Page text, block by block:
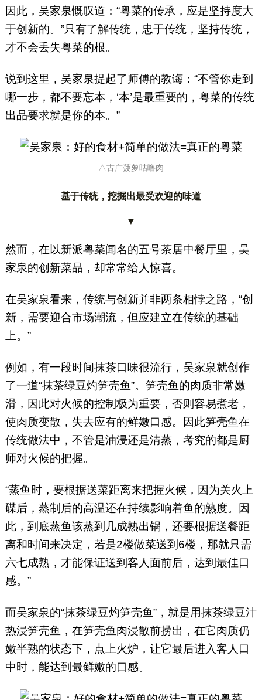
因此，吴家泉慨叹道：“粤菜的传承，应是坚持度大
于创新的。”只有了解传统，忠于传统，坚持传统，
才不会丢失粤菜的根。
说到这里，吴家泉提起了师傅的教诲：“不管你走到
哪一步，都不要忘本，‘本’是最重要的，粤菜的传统
出品要求就是你的本。”
△古广菠萝咕噜肉
基于传统，挖掘出最受欢迎的味道
▼
然而，在以新派粤菜闻名的五号茶居中餐厅里，吴
家泉的创新菜品，却常常给人惊喜。
在吴家泉看来，传统与创新并非两条相悖之路，“创
新，需要迎合市场潮流，但应建立在传统的基础
上。”
例如，有一段时间抹茶口味很流行，吴家泉就创作
了一道“抹茶绿豆灼笋壳鱼”。笋壳鱼的肉质非常嫩
滑，因此对火候的控制极为重要，否则容易煮老，
使肉质变散，失去应有的鲜嫩口感。因此笋壳鱼在
传统做法中，不管是油浸还是清蒸，考究的都是厨
师对火候的把握。
“蒸鱼时，要根据送菜距离来把握火候，因为关火上
碟后，蒸制后的高温还在持续影响着鱼的熟度。因
此，到底蒸鱼该蒸到几成熟出锅，还要根据送餐距
离和时间来决定，若是2楼做菜送到6楼，那就只需
六七成熟，才能保证送到客人面前后，达到最佳口
感。”
而吴家泉的“抹茶绿豆灼笋壳鱼”，就是用抹茶绿豆汁
热浸笋壳鱼，在笋壳鱼肉浸散前捞出，在它肉质仍
嫩半熟的状态下，点上火炉，让它最后进入客人口
中时，能达到最鲜嫩的口感。